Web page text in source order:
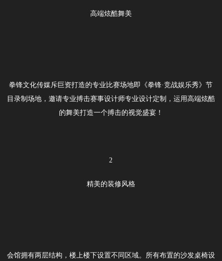
高端炫酷舞美
拳锋文化传媒斥巨资打造的专业比赛场地即《拳锋·竞战娱乐秀》节
目录制场地，邀请专业搏击赛事设计师专业设计定制，运用高端炫酷
的舞美打造一个搏击的视觉盛宴！
2
精美的装修风格
会馆拥有两层结构，楼上楼下设置不同区域。所有布置的沙发桌椅设